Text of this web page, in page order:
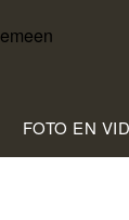
FOTO EN